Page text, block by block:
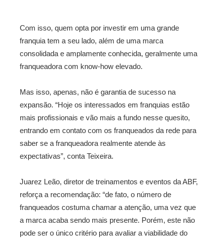
Com isso, quem opta por investir em uma grande
franquia tem a seu lado, além de uma marca
consolidada e amplamente conhecida, geralmente uma
franqueadora com know-how elevado.
Mas isso, apenas, não é garantia de sucesso na
expansão. “Hoje os interessados em franquias estão
mais profissionais e vão mais a fundo nesse quesito,
entrando em contato com os franqueados da rede para
saber se a franqueadora realmente atende às
expectativas”, conta Teixeira.
Juarez Leão, diretor de treinamentos e eventos da ABF,
reforça a recomendação: “de fato, o número de
franqueados costuma chamar a atenção, uma vez que
a marca acaba sendo mais presente. Porém, este não
pode ser o único critério para avaliar a viabilidade do